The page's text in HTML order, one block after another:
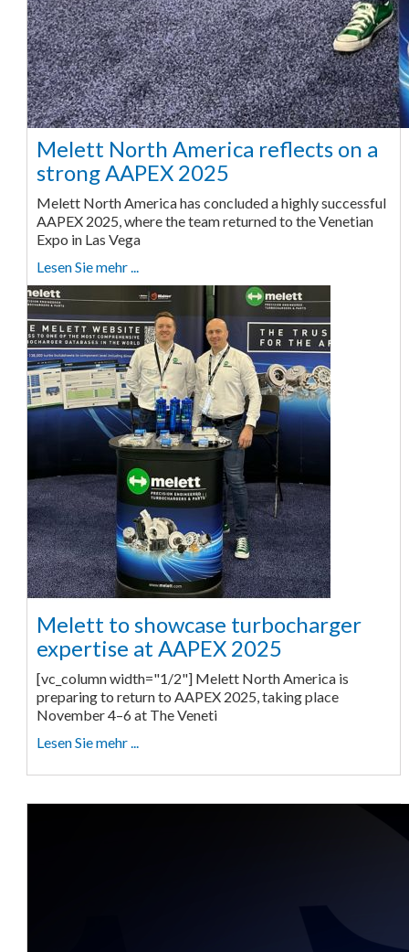
Melett North America reflects on a
strong AAPEX 2025
Melett North America has concluded a highly successful
AAPEX 2025, where the team returned to the Venetian
Expo in Las Vega
Lesen Sie mehr ...
Melett to showcase turbocharger
expertise at AAPEX 2025
[vc_column width="1/2"] Melett North America is
preparing to return to AAPEX 2025, taking place
November 4–6 at The Veneti
Lesen Sie mehr ...